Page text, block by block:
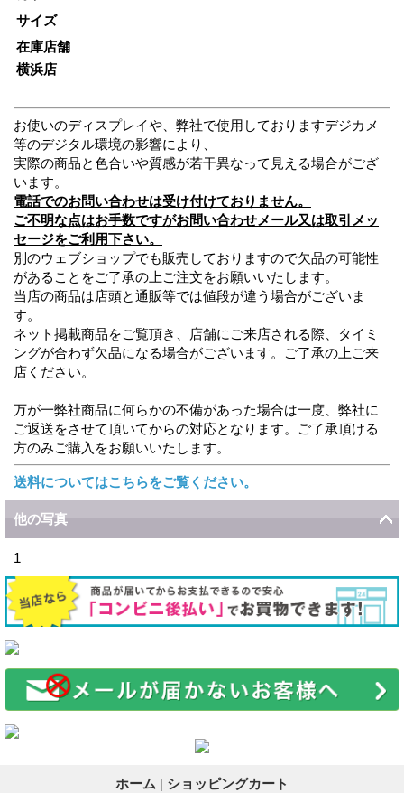
サイズ
在庫店舗
横浜店
お使いのディスプレイや、弊社で使用しておりますデジカメ
等のデジタル環境の影響により、
実際の商品と色合いや質感が若干異なって見える場合がござ
います。
電話でのお問い合わせは受け付けておりません。
ご不明な点はお手数ですがお問い合わせメール又は取引メッ
セージをご利用下さい。
別のウェブショップでも販売しておりますので欠品の可能性
があることをご了承の上ご注文をお願いいたします。
当店の商品は店頭と通販等では値段が違う場合がございま
す。
ネット掲載商品をご覧頂き、店舗にご来店される際、タイミ
ングが合わず欠品になる場合がございます。ご了承の上ご来
店ください。
万が一弊社商品に何らかの不備があった場合は一度、弊社に
ご返送をさせて頂いてからの対応となります。ご了承頂ける
方のみご購入をお願いいたします。
送料についてはこちらをご覧ください。
他の写真
1
ホーム | ショッピングカート